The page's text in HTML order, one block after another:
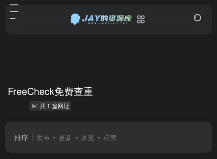
FreeCheck免费查重
共 1 篇网址
排序 发布 更新 浏览 点赞